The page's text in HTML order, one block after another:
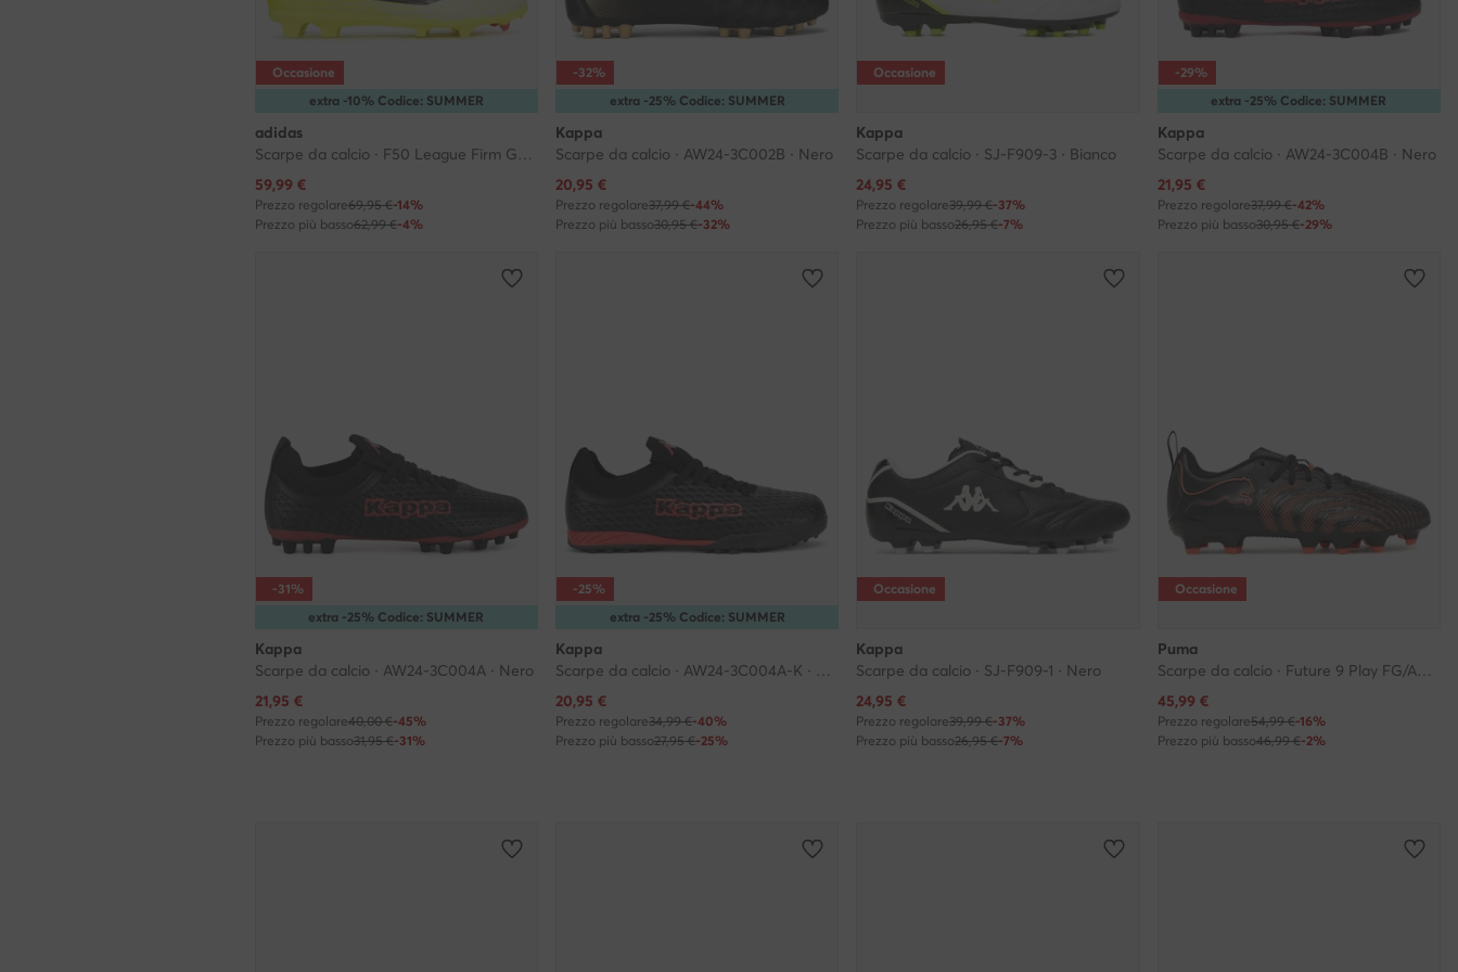
extra -10% Codice: SUMMER
Occasione
adidas
Scarpe da calcio · F50 League Firm Ground / Multi Ground JR9014 · Giallo
Prezzo attuale
59,99 €
Prezzo regolare69,95 €-14%
Prezzo più basso62,99 €-4%
extra -25% Codice: SUMMER
-32%
Kappa
Scarpe da calcio · AW24-3C002B · Nero
Prezzo attuale
20,95 €
Prezzo regolare37,99 €-44%
Prezzo più basso30,95 €-32%
Occasione
Kappa
Scarpe da calcio · SJ-F909-3 · Bianco
Prezzo attuale
24,95 €
Prezzo regolare39,99 €-37%
Prezzo più basso26,95 €-7%
extra -25% Codice: SUMMER
-29%
Kappa
Scarpe da calcio · AW24-3C004B · Nero
Prezzo attuale
21,95 €
Prezzo regolare37,99 €-42%
Prezzo più basso30,95 €-29%
extra -25% Codice: SUMMER
-31%
Kappa
Scarpe da calcio · AW24-3C004A · Nero
Prezzo attuale
21,95 €
Prezzo regolare40,00 €-45%
Prezzo più basso31,95 €-31%
extra -25% Codice: SUMMER
-25%
Kappa
Scarpe da calcio · AW24-3C004A-K · Nero
Prezzo attuale
20,95 €
Prezzo regolare34,99 €-40%
Prezzo più basso27,95 €-25%
Occasione
Kappa
Scarpe da calcio · SJ-F909-1 · Nero
Prezzo attuale
24,95 €
Prezzo regolare39,99 €-37%
Prezzo più basso26,95 €-7%
Occasione
Puma
Scarpe da calcio · Future 9 Play FG/AG 108723 02 · Nero
Prezzo attuale
45,99 €
Prezzo regolare54,99 €-16%
Prezzo più basso46,99 €-2%